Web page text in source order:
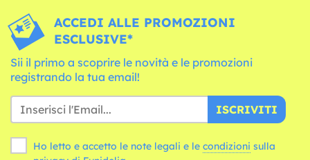
ACCEDI ALLE PROMOZIONI
ESCLUSIVE*
Sii il primo a scoprire le novità e le promozioni
registrando la tua email!
ISCRIVITI
Ho letto e accetto le note legali e le condizioni